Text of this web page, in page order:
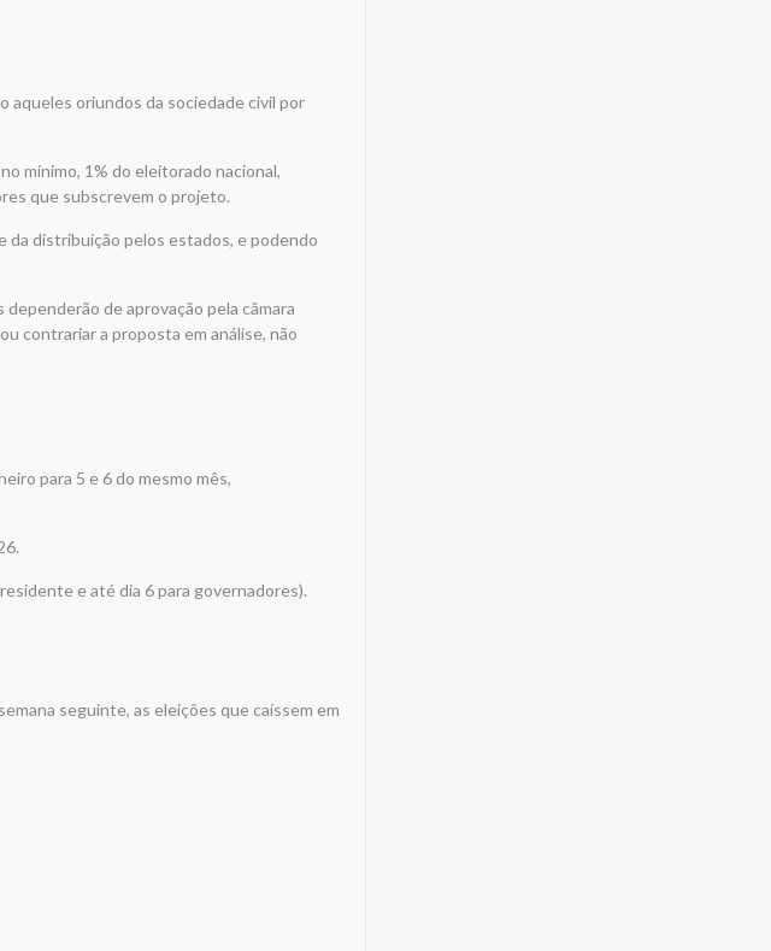
aqueles oriundos da sociedade civil por
mínimo, 1% do eleitorado nacional,
que subscrevem o projeto.
da distribuição pelos estados, e podendo
de aprovação pela câmara
contrariar a proposta em análise, não
para 5 e 6 do mesmo mês,
e até dia 6 para governadores).
seguinte, as eleições que caíssem em